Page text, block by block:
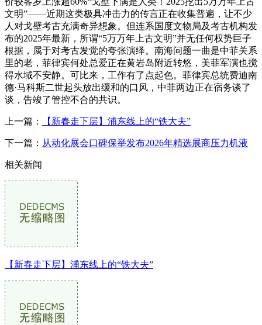
文明”——近期这类极具冲击力的传言正在收集普遍，让不少
人对戈壁考古充满奇异想象。但连系国度文物局及考古机构发
布的2025年最新，所谓“5万万年上古文明”并无任何权势巨子
根据，属于对考古发觉的夸张演绎。南海问题一曲是中菲关系
里的老，菲律宾何处总爱正在黄岩岛附近转悠，美菲军演也搅
得水域不安静。可比来，工作有了点起色。菲律宾总统费迪南
德·马科斯二世起头放出缓和的口风，中菲两边正在宿务谈了
谈，告竣了管控不合的共识。
上一篇： 【新春走下层】浦东线上的“铁大夫”
下一篇： 从动化展会口碑保举发布2026年精选展商压力机液
相关新闻
【新春走下层】浦东线上的“铁大夫”